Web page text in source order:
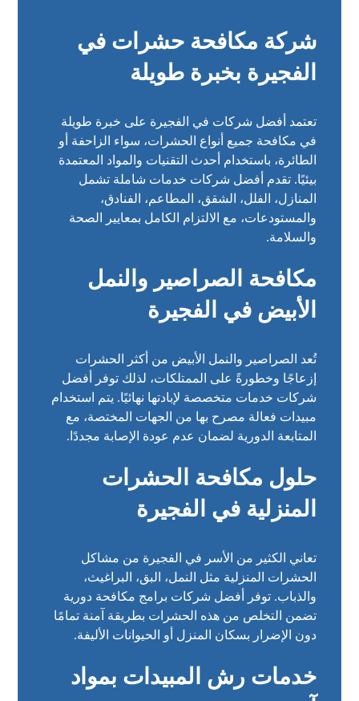
شركة مكافحة حشرات في
الفجيرة بخبرة طويلة
تعتمد أفضل شركات في الفجيرة على خبرة طويلة
في مكافحة جميع أنواع الحشرات، سواء الزاحفة أو
الطائرة، باستخدام أحدث التقنيات والمواد المعتمدة
بيئيًا. تقدم أفضل شركات خدمات شاملة تشمل
المنازل، الفلل، الشقق، المطاعم، الفنادق،
والمستودعات، مع الالتزام الكامل بمعايير الصحة
والسلامة.
مكافحة الصراصير والنمل
الأبيض في الفجيرة
تُعد الصراصير والنمل الأبيض من أكثر الحشرات
إزعاجًا وخطورةً على الممتلكات، لذلك توفر أفضل
شركات خدمات متخصصة لإبادتها نهائيًا. يتم استخدام
مبيدات فعالة مصرح بها من الجهات المختصة، مع
المتابعة الدورية لضمان عدم عودة الإصابة مجددًا.
حلول مكافحة الحشرات
المنزلية في الفجيرة
تعاني الكثير من الأسر في الفجيرة من مشاكل
الحشرات المنزلية مثل النمل، البق، البراغيث،
والذباب. توفر أفضل شركات برامج مكافحة دورية
تضمن التخلص من هذه الحشرات بطريقة آمنة تمامًا
دون الإضرار بسكان المنزل أو الحيوانات الأليفة.
خدمات رش المبيدات بمواد